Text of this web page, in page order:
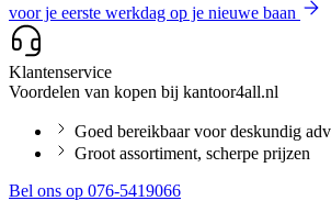
voor je eerste werkdag op je nieuwe baan
Klantenservice
Voordelen van kopen bij kantoor4all.nl
Goed bereikbaar voor deskundig
Groot assortiment, scherpe prijzen
Bel ons op 076-5419066